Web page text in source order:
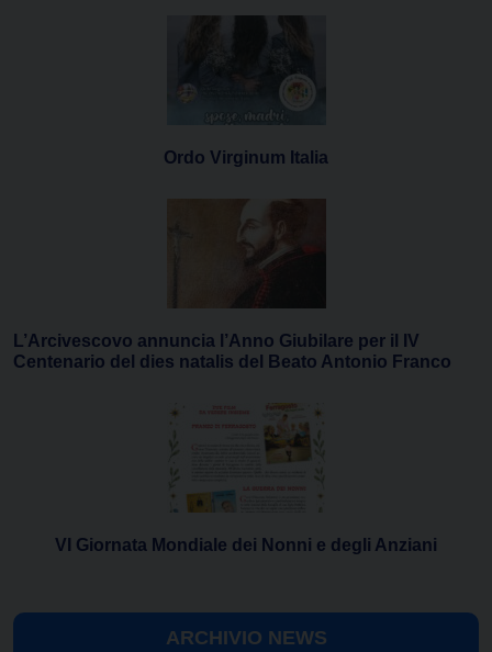
Ordo Virginum Italia
L’Arcivescovo annuncia l’Anno Giubilare per il IV
Centenario del dies natalis del Beato Antonio Franco
VI Giornata Mondiale dei Nonni e degli Anziani
ARCHIVIO NEWS